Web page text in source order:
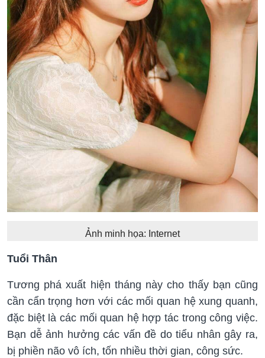
Ảnh minh họa: Internet
Tuổi Thân
Tương phá xuất hiện tháng này cho thấy bạn cũng
cần cẩn trọng hơn với các mối quan hệ xung quanh,
đặc biệt là các mối quan hệ hợp tác trong công việc.
Bạn dễ ảnh hưởng các vấn đề do tiểu nhân gây ra,
bị phiền não vô ích, tốn nhiều thời gian, công sức.